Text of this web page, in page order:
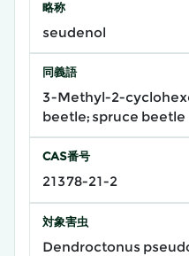
略称
seudenol
同義語
3-Methyl-2-
beetle; spruce beetle
CAS番号
21378-21-2
対象害虫
Dendroctonus